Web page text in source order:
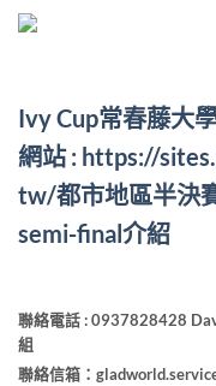
Ivy Cup常春藤大
網站: https://
tw/都市地區半決
semi-final介紹
聯絡電話 : 0937828428 D
組
聯絡信箱：